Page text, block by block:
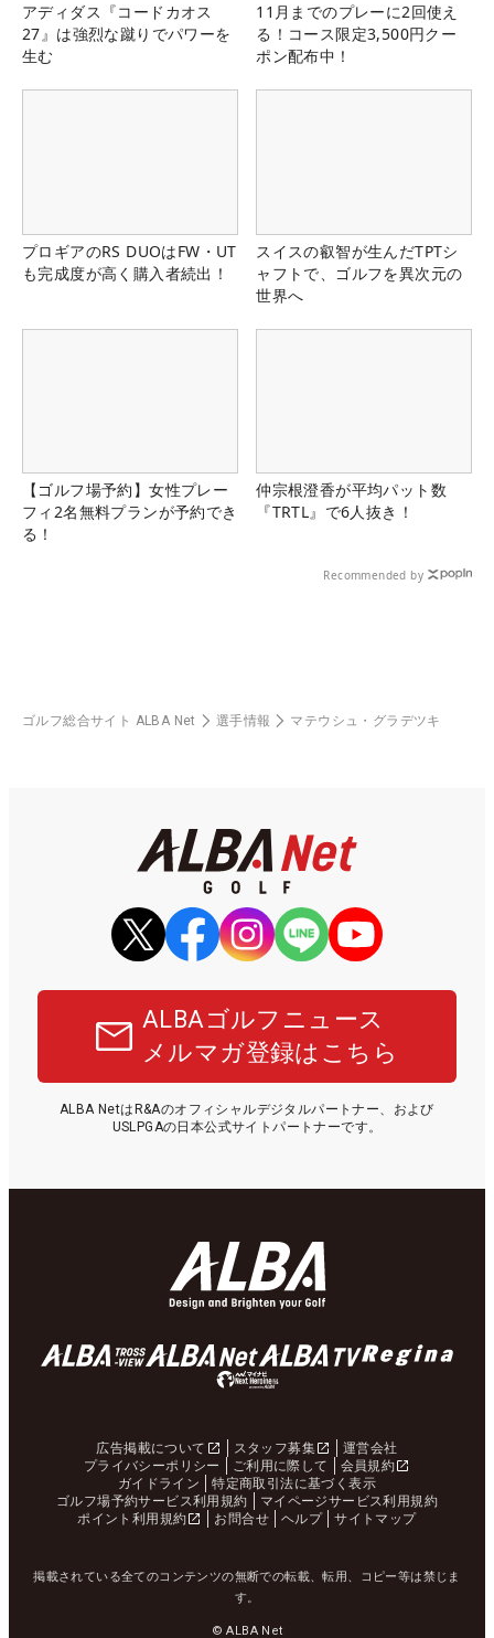
アディダス『コードカオス
27』は強烈な蹴りでパワーを
生む
11月までのプレーに2回使え
る！コース限定3,500円クー
ポン配布中！
プロギアのRS DUOはFW・UT
も完成度が高く購入者続出！
スイスの叡智が生んだTPTシ
ャフトで、ゴルフを異次元の
世界へ
【ゴルフ場予約】女性プレー
フィ2名無料プランが予約でき
る！
仲宗根澄香が平均パット数
『TRTL』で6人抜き！
Recommended by
ゴルフ総合サイト ALBA Net 選手情報 マテウシュ・グラデツキ
ALBAゴルフニュース
メルマガ登録はこちら
ALBA NetはR&Aのオフィシャルデジタルパートナー、および
USLPGAの日本公式サイトパートナーです。
広告掲載について スタッフ募集
運営会社
プライバシーポリシー
ご利用に際して
会員規約
ガイドライン
特定商取引法に基づく表示
ゴルフ場予約サービス利用規約
マイページサービス利用規約
ポイント利用規約
お問合せ ヘルプ サイトマップ
掲載されている全てのコンテンツの無断での転載、転用、コピー等は禁じま
す。
© ALBA Net